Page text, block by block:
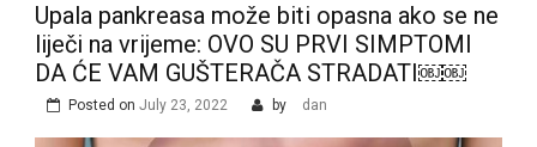
SRBIJU: Čekajte da
vidite kako danas
izgleda￼
Upala pankreasa može biti opasna ako se ne
liječi na vrijeme: OVO SU PRVI SIMPTOMI
DA ĆE VAM GUŠTERAČA STRADATI￼￼
Posted on July 23, 2022 by dan